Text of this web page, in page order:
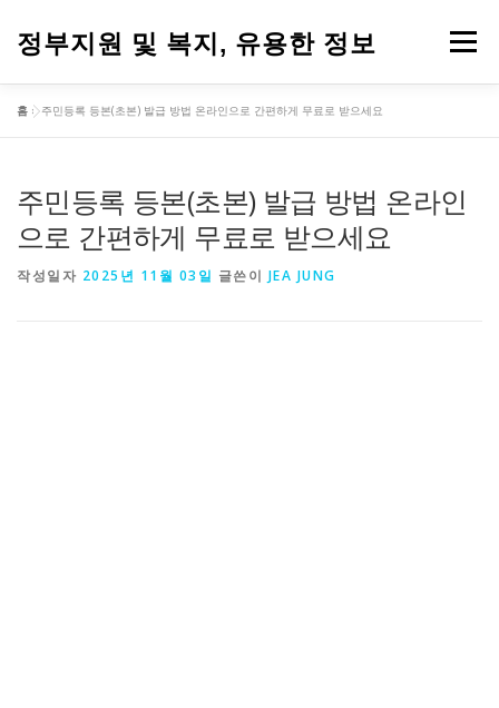
정부지원 및 복지, 유용한 정보 메뉴
홈 »주민등록 등본(초본) 발급 방법 온라인으로 간편하게 무료로 받으세요
주민등록 등본(초본) 발급 방법 온라인
으로 간편하게 무료로 받으세요
작성일자 2025년 11월 03일 글쓴이 JEA JUNG